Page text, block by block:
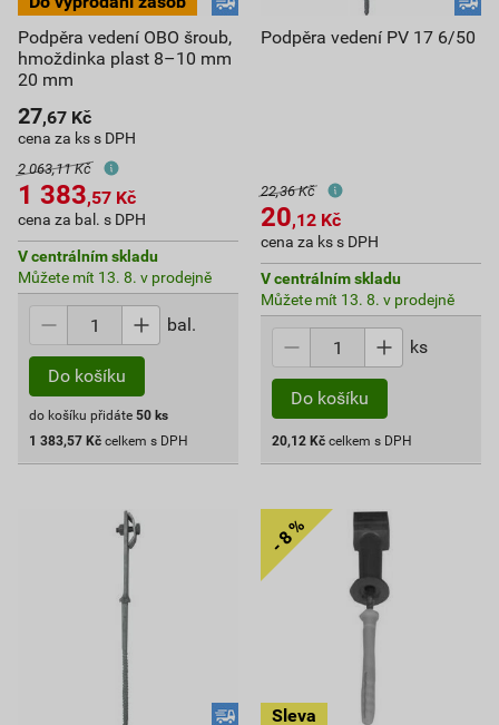
Podpěra vedení OBO šroub,
hmoždinka plast 8–10 mm
20 mm
27,67 Kč
cena za ks s DPH
2 063,11 Kč
1 383,57 Kč
cena za bal. s DPH
V centrálním skladu
Můžete mít 13. 8. v prodejně
bal.
Do košíku
do košíku přidáte 50 ks
1 383,57 Kč celkem s DPH
Podpěra vedení PV 17 6/50
22,36 Kč
20,12 Kč
cena za ks s DPH
V centrálním skladu
Můžete mít 13. 8. v prodejně
ks
Do košíku
20,12 Kč celkem s DPH